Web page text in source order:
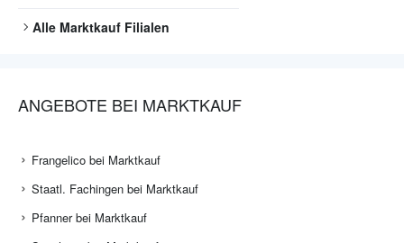
Alle Marktkauf Filialen
ANGEBOTE BEI MARKTKAUF
Frangelico bei Marktkauf
Staatl. Fachingen bei Marktkauf
Pfanner bei Marktkauf